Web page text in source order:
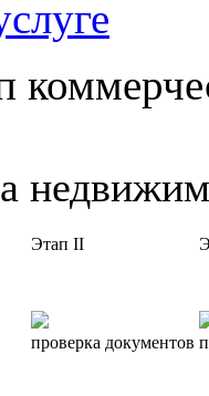
Этап II
проверка документов